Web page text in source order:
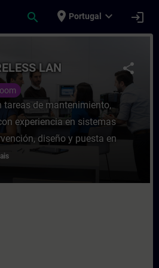
search place Portugal expand_more login
WIRELESS LAN -
share
LAN
tareas de mantenimiento,
experiencia en sistemas
diseño y puesta en